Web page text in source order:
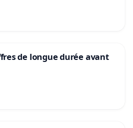
de longue durée avant